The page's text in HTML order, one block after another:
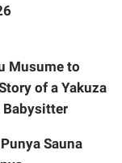
Musume to
of a Yakuza
Babysitter
Sauna